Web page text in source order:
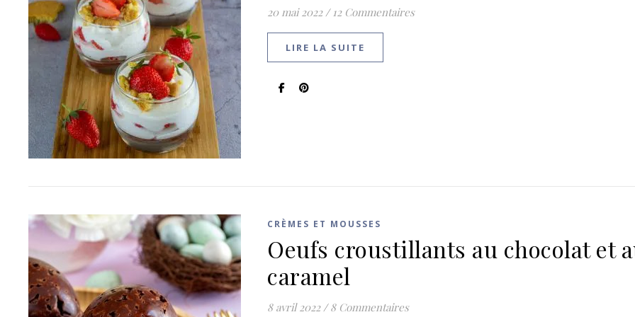
20 mai 2022 / 12 Commentaires
LIRE LA SUITE
CRÈMES ET MOUSSES
Oeufs croustillants au chocolat et
caramel
8 avril 2022 / 8 Commentaires